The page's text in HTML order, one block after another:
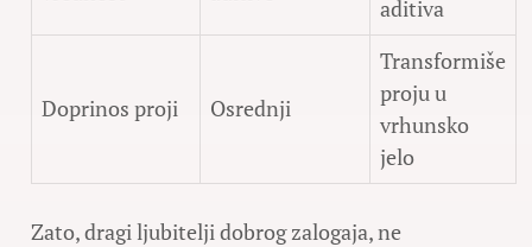
aditiva
Doprinos proji Osrednji
Transformiše
proju u
vrhunsko
jelo
Zato, dragi ljubitelji dobrog zalogaja, ne